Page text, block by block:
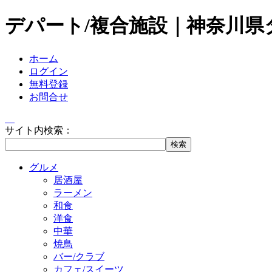
デパート/複合施設｜神奈川
ホーム
ログイン
無料登録
お問合せ
サイト内検索：
グルメ
居酒屋
ラーメン
和食
洋食
中華
焼鳥
バー/クラブ
カフェ/スイーツ